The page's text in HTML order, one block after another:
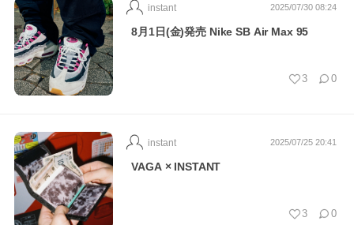
2025/07/30 08:24
instant
8月1日(金)発売 Nike SB Air Max 95
3 0
2025/07/25 20:41
instant
VAGA × INSTANT
3 0